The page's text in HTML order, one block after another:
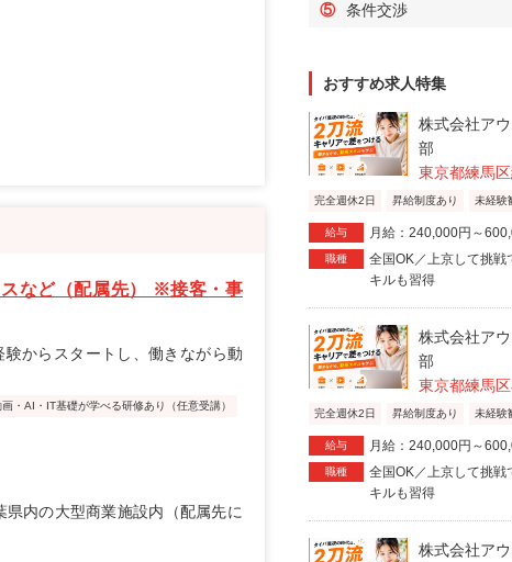
など（配属先） ※接客・事
からスタートし、働きながら動
画・AI・IT基礎が学べる研修あり（任意受講）
内の大型商業施設内（配属先に
⑤ 条件交渉
おすすめ求人特集
株式会社ア
部
東京都練馬
完全週休2日 昇給制度あり 未経験
給与 月給：240,000円～
職種
全国OK／上京して挑戦
キルも習得
株式会社ア
部
東京都練馬
完全週休2日 昇給制度あり 未経験
給与 月給：240,000円～
職種
全国OK／上京して挑戦
キルも習得
株式会社ア